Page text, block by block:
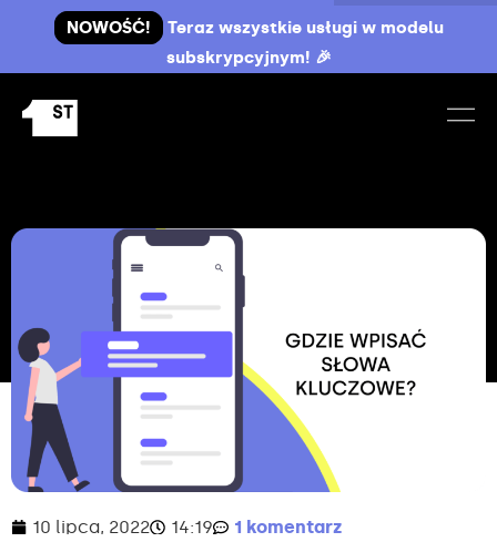
NOWOŚĆ!
Teraz wszystkie usługi w modelu
subskrypcyjnym! 🎉
10 lipca, 2022 14:19 1 komentarz